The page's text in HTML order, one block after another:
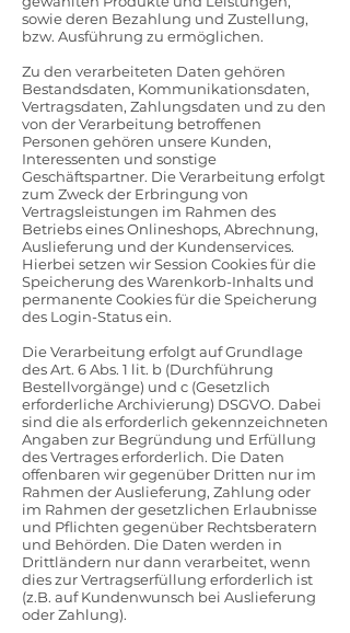
sowie deren Bezahlung und Zustellung,
bzw. Ausführung zu ermöglichen.
Zu den verarbeiteten Daten gehören
Bestandsdaten, Kommunikationsdaten,
Vertragsdaten, Zahlungsdaten und zu den
von der Verarbeitung betroffenen
Personen gehören unsere Kunden,
Interessenten und sonstige
Geschäftspartner. Die Verarbeitung erfolgt
zum Zweck der Erbringung von
Vertragsleistungen im Rahmen des
Betriebs eines Onlineshops, Abrechnung,
Auslieferung und der Kundenservices.
Hierbei setzen wir Session Cookies für die
Speicherung des Warenkorb-Inhalts und
permanente Cookies für die Speicherung
des Login-Status ein.
Die Verarbeitung erfolgt auf Grundlage
des Art. 6 Abs. 1 lit. b (Durchführung
Bestellvorgänge) und c (Gesetzlich
erforderliche Archivierung) DSGVO. Dabei
sind die als erforderlich gekennzeichneten
Angaben zur Begründung und Erfüllung
des Vertrages erforderlich. Die Daten
offenbaren wir gegenüber Dritten nur im
Rahmen der Auslieferung, Zahlung oder
im Rahmen der gesetzlichen Erlaubnisse
und Pflichten gegenüber Rechtsberatern
und Behörden. Die Daten werden in
Drittländern nur dann verarbeitet, wenn
dies zur Vertragserfüllung erforderlich ist
(z.B. auf Kundenwunsch bei Auslieferung
oder Zahlung).